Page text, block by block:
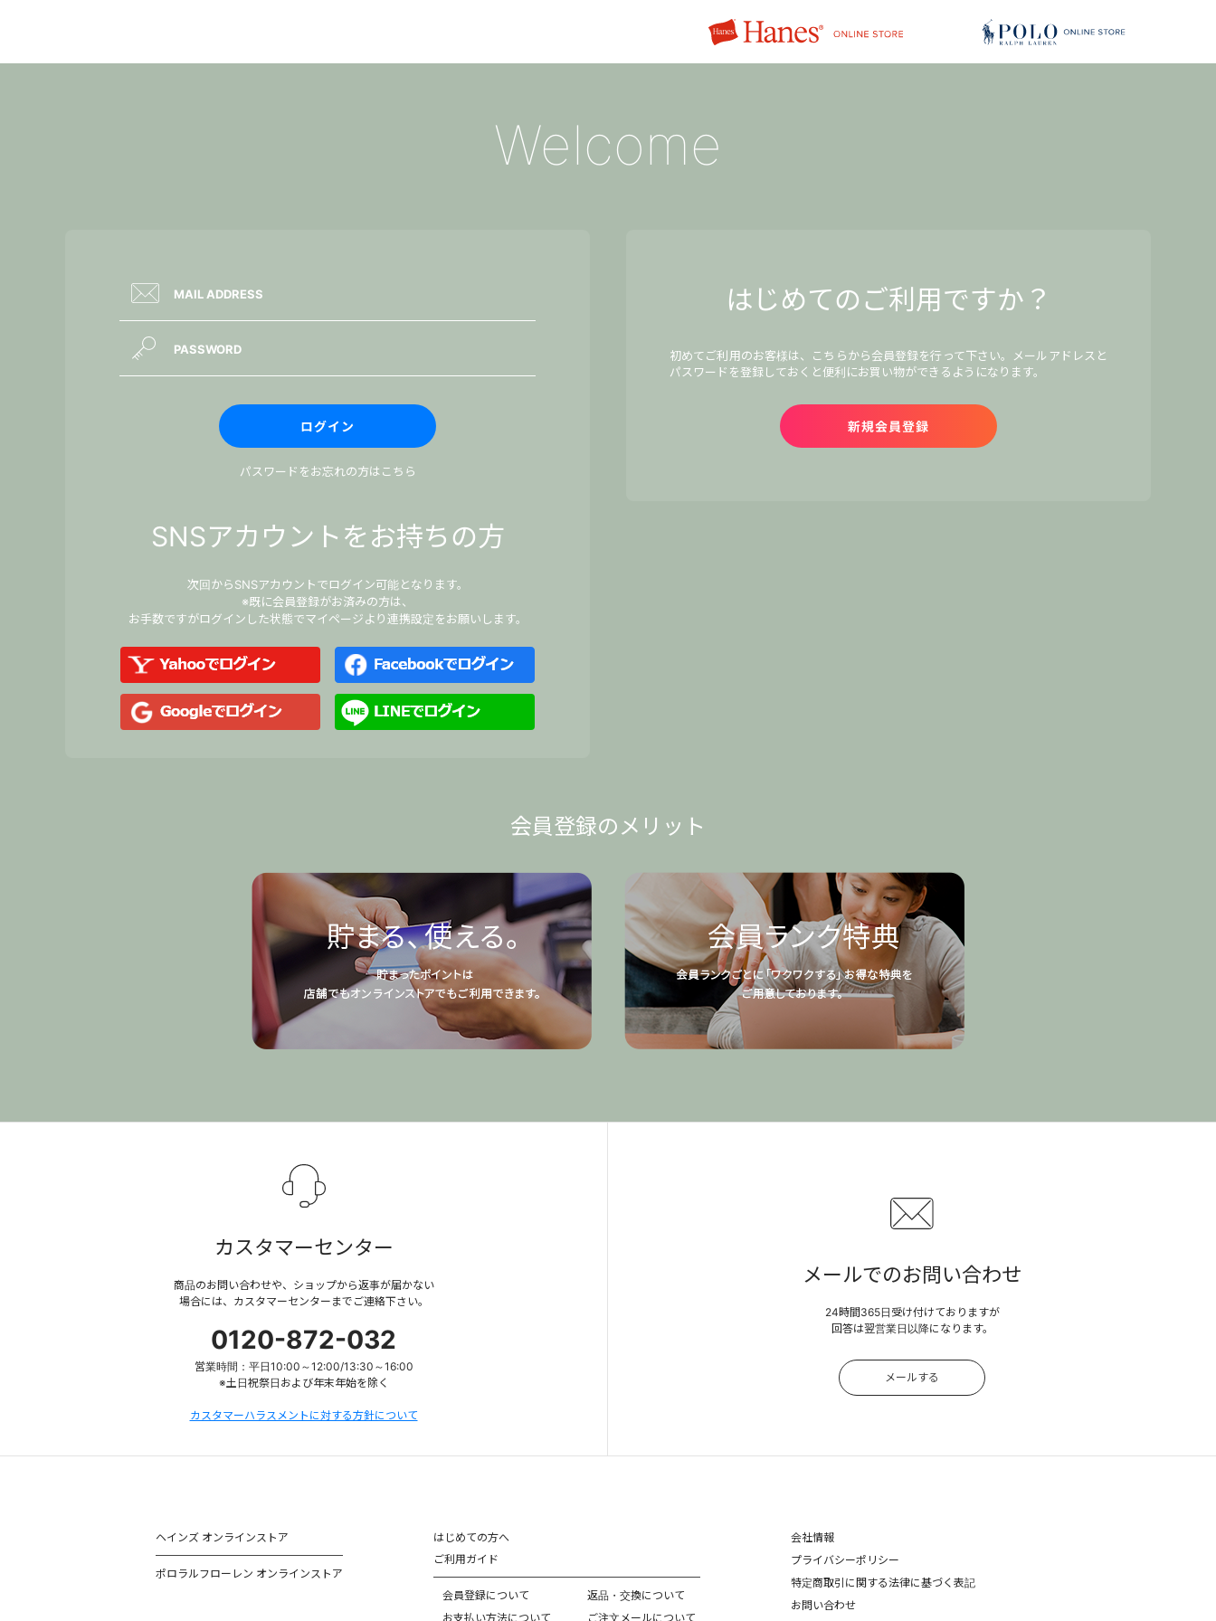
Welcome
パスワードをお忘れの方はこちら
SNSアカウントをお持ちの方
次回からSNSアカウントでログイン可能となります。
※既に会員登録がお済みの方は、
お手数ですがログインした状態でマイページより連携設定をお願いします。
はじめてのご利用ですか？
初めてご利用のお客様は、こちらから会員登録を行って下さい。メールアドレスと
パスワードを登録しておくと便利にお買い物ができるようになります。
会員登録のメリット
カスタマーセンター
商品のお問い合わせや、ショップから返事が届かない
場合には、カスタマーセンターまでご連絡下さい。
0120-872-032
営業時間：平日10:00～12:00/13:30～16:00
※土日祝祭日および年末年始を除く
カスタマーハラスメントに対する方針について
メールでのお問い合わせ
24時間365日受け付けておりますが
回答は翌営業日以降になります。
メールする
ヘインズ オンラインストア
ポロラルフローレン オンラインストア
はじめての方へ
ご利用ガイド
会員登録について
お支払い方法について
返品・交換について
ご注文メールについて
会社情報
プライバシーポリシー
特定商取引に関する法律に基づく表記
お問い合わせ